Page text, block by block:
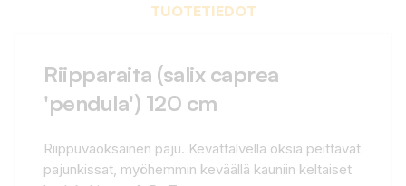
TUOTETIEDOT
Riipparaita (salix caprea
'pendula') 120 cm
Riippuvaoksainen paju. Kevättalvella oksia peittävät
pajunkissat, myöhemmin keväällä kauniin keltaiset